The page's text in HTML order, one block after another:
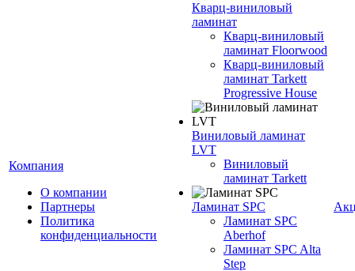
Компания
О компании
Партнеры
Политика
конфиденциальности
Кварц-виниловый
ламинат
Кварц-виниловый
ламинат Floorwood
Кварц-виниловый
ламинат Tarkett
Progressive House
Виниловый ламинат
LVT
Виниловый
ламинат Tarkett
Ламинат SPC
Ламинат SPC
Aberhof
Ламинат SPC Alta
Step